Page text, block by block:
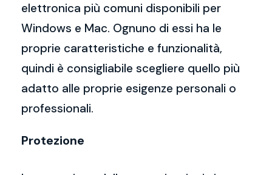
elettronica più comuni disponibili per
Windows e Mac. Ognuno di essi ha le
proprie caratteristiche e funzionalità,
quindi è consigliabile scegliere quello più
adatto alle proprie esigenze personali o
professionali.
Protezione